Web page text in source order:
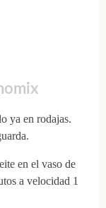
ya en rodajas.
en el vaso de
a velocidad 1